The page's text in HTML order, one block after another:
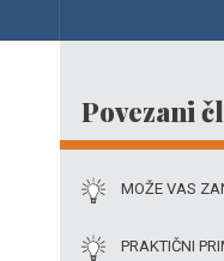
Povezani
MOŽE VAS
PRAKTIČNI